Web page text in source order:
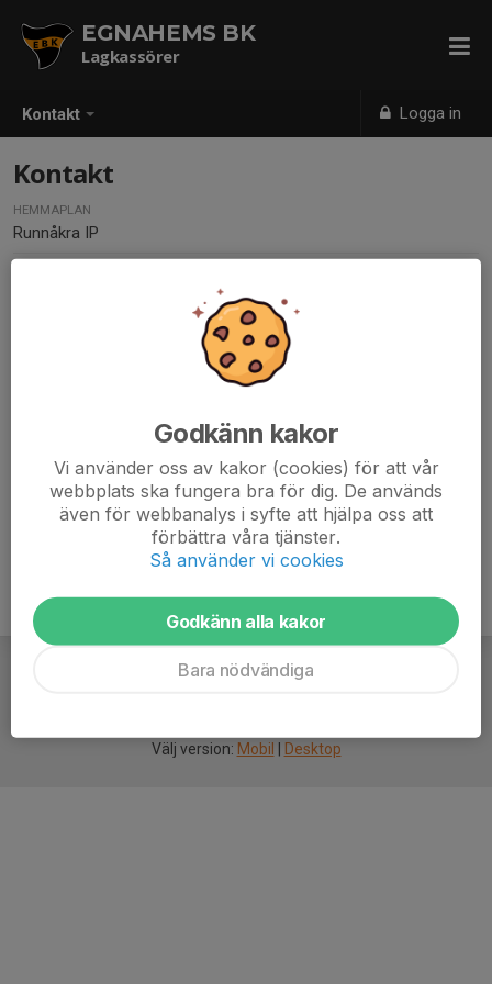
Kontakt Logga in
EGNAHEMS BK
Lagkassörer
Kontakt
HEMMAPLAN
Runnåkra IP
Välj version: Mobil Desktop
Godkänn kakor
Vi använder oss av kakor (cookies) för att vår
webbplats ska fungera bra för dig. De används
även för webbanalys i syfte att hjälpa oss att
förbättra våra tjänster.
Så använder vi cookies
Godkänn alla kakor
Bara nödvändiga